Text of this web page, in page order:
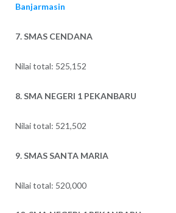
Banjarmasin
7. SMAS CENDANA
Nilai total: 525,152
8. SMA NEGERI 1 PEKANBARU
Nilai total: 521,502
9. SMAS SANTA MARIA
Nilai total: 520,000